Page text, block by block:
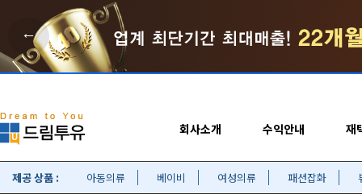
←
회사소개 수익안내 재
제공 상품 : 아동의류 베이비 여성의류 패션잡화